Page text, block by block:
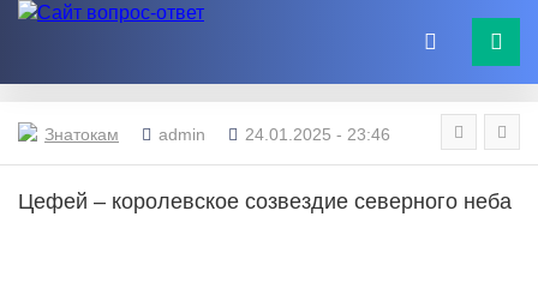
Знатокам admin 24.01.2025 - 23:46
Цефей – королевское созвездие северного неба